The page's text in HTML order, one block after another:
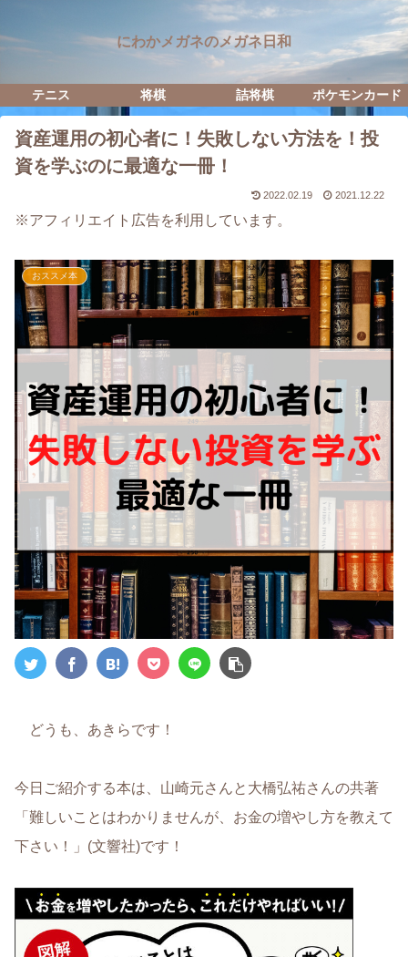
にわかメガネのメガネ日和
テニス 将棋 詰将棋 ポケモンカード
資産運用の初心者に！失敗しない方法を！投
資を学ぶのに最適な一冊！
2022.02.19 2021.12.22
※アフィリエイト広告を利用しています。
おススメ本
どうも、あきらです！
今日ご紹介する本は、山崎元さんと大橋弘祐さんの共著
「難しいことはわかりませんが、お金の増やし方を教えて
下さい！」(文響社)です！